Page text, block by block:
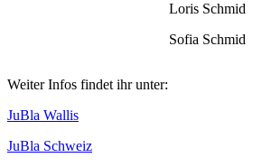
Loris Schmid
Sofia Schmid
Weiter Infos findet ihr unter:
JuBla Wallis
JuBla Schweiz